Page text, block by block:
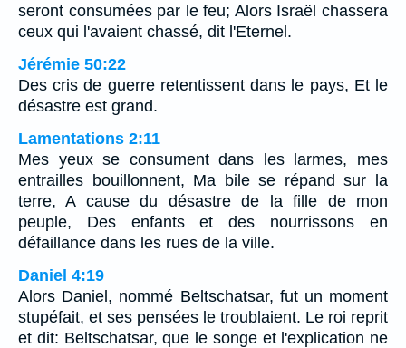
seront consumées par le feu; Alors Israël chassera
ceux qui l'avaient chassé, dit l'Eternel.
Jérémie 50:22
Des cris de guerre retentissent dans le pays, Et le
désastre est grand.
Lamentations 2:11
Mes yeux se consument dans les larmes, mes
entrailles bouillonnent, Ma bile se répand sur la
terre, A cause du désastre de la fille de mon
peuple, Des enfants et des nourrissons en
défaillance dans les rues de la ville.
Daniel 4:19
Alors Daniel, nommé Beltschatsar, fut un moment
stupéfait, et ses pensées le troublaient. Le roi reprit
et dit: Beltschatsar, que le songe et l'explication ne